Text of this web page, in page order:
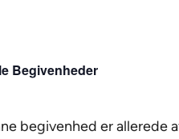
Begivenheder
begivenhed er allerede